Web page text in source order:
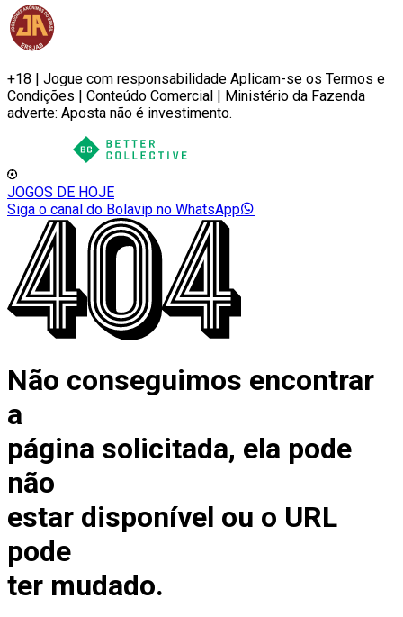
+18 | Jogue com responsabilidade Aplicam-se os Termos e
Condições | Conteúdo Comercial | Ministério da Fazenda
adverte: Aposta não é investimento.
JOGOS DE HOJE
Siga o canal do Bolavip no WhatsApp
Não conseguimos encontrar
a
página solicitada, ela pode
não
estar disponível ou o URL
pode
ter mudado.